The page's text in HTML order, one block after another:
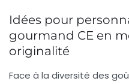
Idées pour
gourmand CE en
originalité
Face à la diversité des